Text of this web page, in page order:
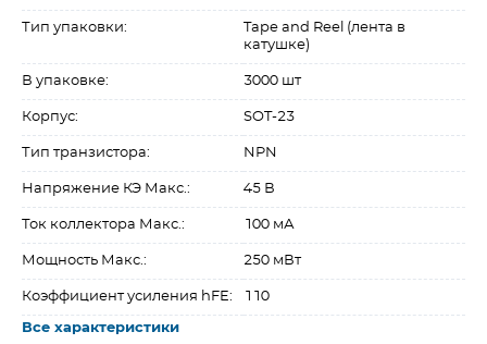
Тип упаковки:
Tape and Reel (лента в
катушке)
В упаковке: 3000 шт
Корпус: SOT-23
Тип транзистора: NPN
Напряжение КЭ Макс.: 45 В
Ток коллектора Макс.: 100 мА
Мощность Макс.: 250 мВт
Коэффициент усиления hFE: 110
Все характеристики